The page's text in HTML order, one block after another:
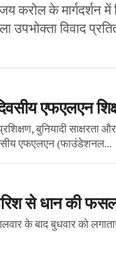
करोल के
उपभोक्ता विवाद
एफएलएन
बुनियादी साक्षरता
एफएलएन (फाउंडेशनल...
से धान की
के बाद बुधवार को